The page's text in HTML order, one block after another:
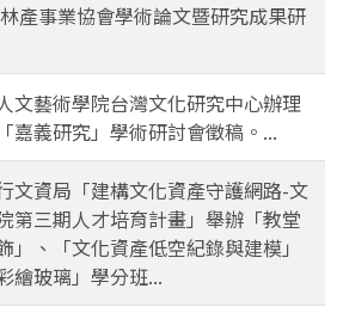
產事業協會學術論文暨研究成果研
文藝術學院台灣文化研究中心辦理
嘉義研究」學術研討會徵稿。...
文資局「建構文化資產守護網路-文
第三期人才培育計畫」舉辦「教堂
」、「文化資產低空紀錄與建模」
繪玻璃」學分班...